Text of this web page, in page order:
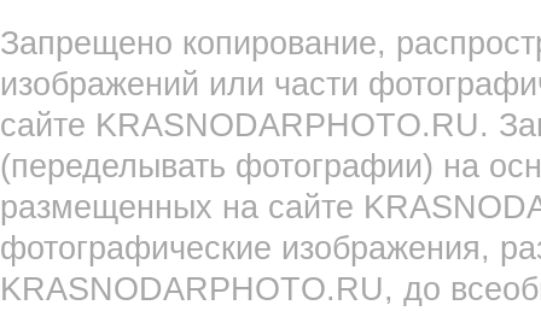
Запрещено копирование,
изображений или части
сайте KRASNODARPHOTO.RU.
(переделывать фотографии) на
размещенных на сайте
фотографические изображения,
KRASNODARPHOTO.RU, до